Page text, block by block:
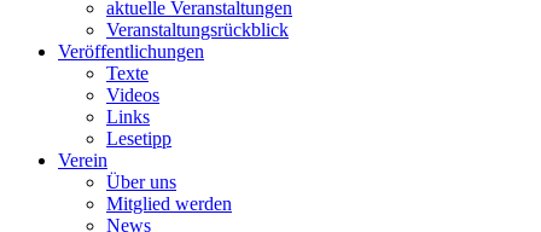
aktuelle Veranstaltungen
Veranstaltungsrückblick
Veröffentlichungen
Texte
Videos
Links
Lesetipp
Verein
Über uns
Mitglied werden
News